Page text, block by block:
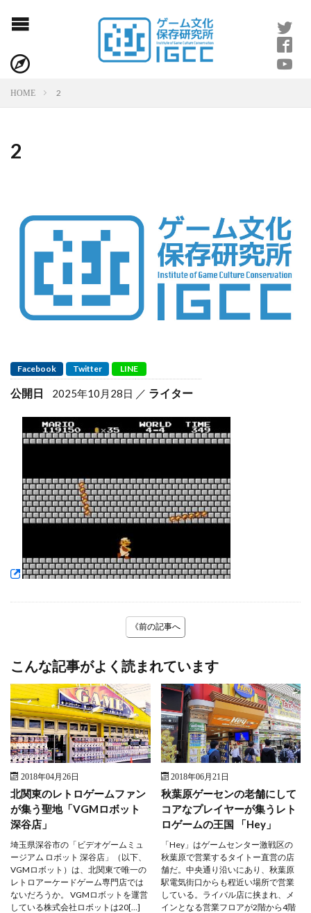
HOME 2
2
Facebook Twitter LINE
公開日 2025年10月28日 ライター
《前の記事へ
こんな記事がよく読まれています
2018年04月26日
北関東のレトロゲームファン
が集う聖地「VGMロボット
深谷店」
埼玉県深谷市の「ビデオゲームミュ
ージアム ロボット 深谷店」（以下、
VGMロボット）は、北関東で唯一の
レトロアーケードゲーム専門店では
ないだろうか。 VGMロボットを運営
している株式会社ロボットは20[…]
2018年06月21日
秋葉原ゲーセンの老舗にして
コアなプレイヤーが集うレト
ロゲームの王国 「Hey」
「Hey」はゲームセンター激戦区の
秋葉原で営業するタイトー直営の店
舗だ。中央通り沿いにあり、秋葉原
駅電気街口からも程近い場所で営業
している。ライバル店に挟まれ、メ
インとなる営業フロアが2階から4階